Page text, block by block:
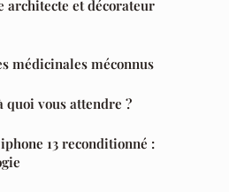
architecte et décorateur
médicinales méconnus
quoi vous attendre ?
13 reconditionné :